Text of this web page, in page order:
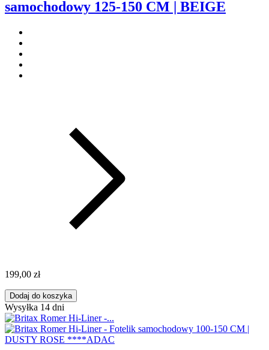
samochodowy 125-150 CM | BEIGE
199,00 zł
Dodaj do koszyka
Wysyłka 14 dni